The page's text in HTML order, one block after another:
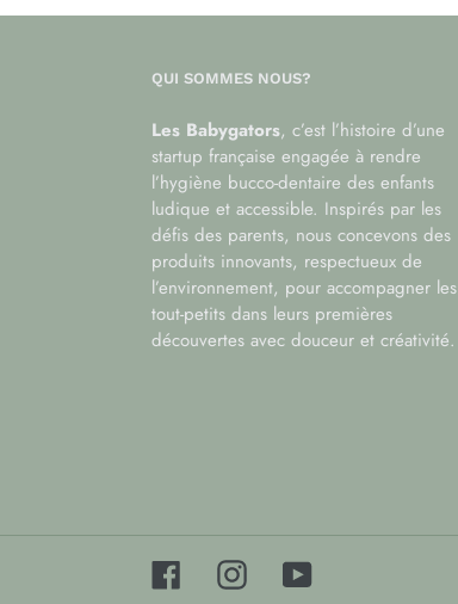
QUI SOMMES NOUS?
Les Babygators, c’est l’histoire d’une
startup française engagée à rendre
l’hygiène bucco-dentaire des enfants
ludique et accessible. Inspirés par les
défis des parents, nous concevons des
produits innovants, respectueux de
l’environnement, pour accompagner les
tout-petits dans leurs premières
découvertes avec douceur et créativité.
FacebookInstagramYouTube